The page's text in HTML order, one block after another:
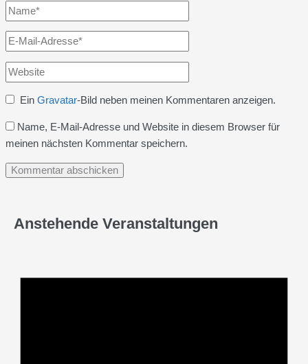
Name*
E-
Mail-
Adresse*
Website
Ein Gravatar-Bild neben meinen Kommentaren anzeigen.
Name, E-Mail-Adresse und Website in diesem Browser für
meinen nächsten Kommentar speichern.
Anstehende Veranstaltungen